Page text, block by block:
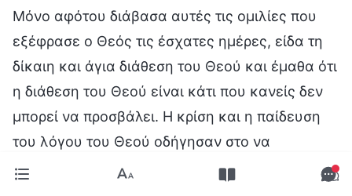
Μόνο αφότου διάβασα αυτές τις ομιλίες που
εξέφρασε ο Θεός τις έσχατες ημέρες, είδα τη
δίκαιη και άγια διάθεση του Θεού και έμαθα ότι
η διάθεση του Θεού είναι κάτι που κανείς δεν
μπορεί να προσβάλει. Η κρίση και η παίδευση
του λόγου του Θεού οδήγησαν στο να
δημιουργηθεί μέσα μου ευλάβεια γι’ Αυτόν και